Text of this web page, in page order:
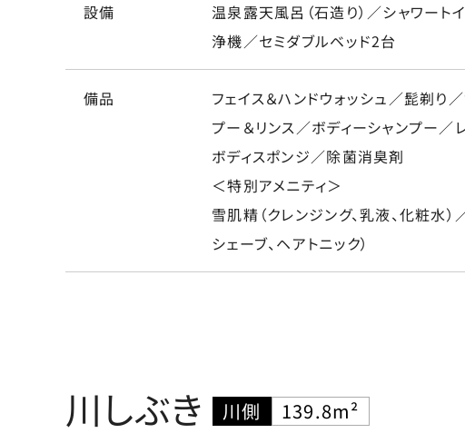
設備
温泉露天風呂（石造り）／シャワー
浄機／セミダブルベッド2台
備品
フェイス＆ハンドウォッシュ／髭剃り
プー＆リンス／ボディーシャンプー／
ボディスポンジ／除菌消臭剤
＜特別アメニティ＞
雪肌精（クレンジング、乳液、化粧水
シェーブ、ヘアトニック）
川しぶき 川側 139.8m²